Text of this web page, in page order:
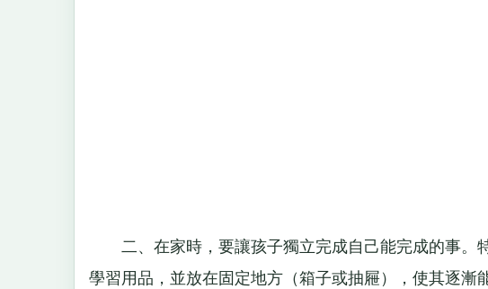
二、在家時，要讓孩子獨立完成自己能完成的事。
學習用品，並放在固定地方（箱子或抽屜），使其逐漸